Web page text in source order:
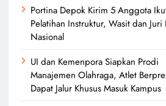
Portina Depok Kirim 5 Anggota
Pelatihan Instruktur, Wasit dan Juri
Nasional
UI dan Kemenpora Siapkan Prodi
Manajemen Olahraga, Atlet
Dapat Jalur Khusus Masuk Kampus